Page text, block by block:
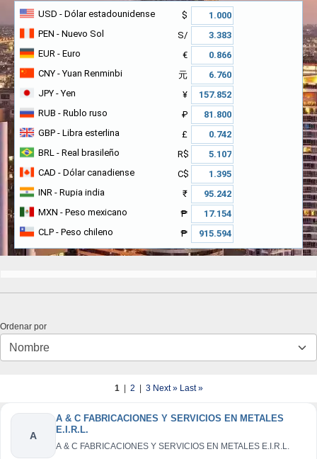
USD - Dólar estadounidense
$
PEN - Nuevo Sol
S/
EUR - Euro
€
CNY - Yuan Renminbi
元
JPY - Yen
¥
RUB - Rublo ruso
₽
GBP - Libra esterlina
£
BRL - Real brasileño
R$
CAD - Dólar canadiense
C$
INR - Rupia india
₹
MXN - Peso mexicano
₱
CLP - Peso chileno ₱
Ordenar por
1 | 2 | 3Next »Last »
A
A & C FABRICACIONES Y SERVICIOS EN METALES
E.I.R.L.
A & C FABRICACIONES Y SERVICIOS EN METALES E.I.R.L.